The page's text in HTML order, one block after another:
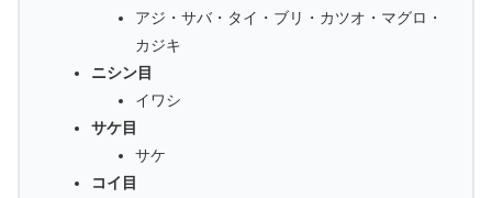
アジ・サバ・タイ・ブリ・カツオ・マグロ・
カジキ
ニシン目
イワシ
サケ目
サケ
コイ目